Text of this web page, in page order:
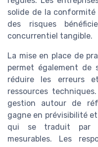
solide de la
des risques
concurrentiel tangible.
La mise en place de
permet également de
réduire les erreurs
ressources
gestion autour de
gagne en prévisibilité
qui se traduit par
mesurables. Les